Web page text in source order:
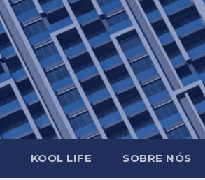
KOOL LIFE SOBRE NÓS